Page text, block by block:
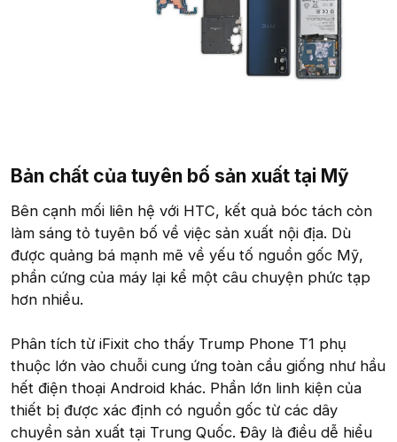
Bản chất của tuyên bố sản xuất tại Mỹ​
Bên cạnh mối liên hệ với HTC, kết quả bóc tách còn
làm sáng tỏ tuyên bố về việc sản xuất nội địa. Dù
được quảng bá mạnh mẽ về yếu tố nguồn gốc Mỹ,
phần cứng của máy lại kể một câu chuyện phức tạp
hơn nhiều.
Phân tích từ iFixit cho thấy Trump Phone T1 phụ
thuộc lớn vào chuỗi cung ứng toàn cầu giống như hầu
hết điện thoại Android khác. Phần lớn linh kiện của
thiết bị được xác định có nguồn gốc từ các dây
chuyền sản xuất tại Trung Quốc. Đây là điều dễ hiểu